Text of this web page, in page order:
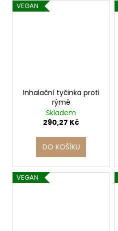
VEGAN
Inhalační tyčinka proti
rýmě
Skladem
290,27 Kč
DO KOŠÍKU
VEGAN